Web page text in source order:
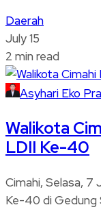
Daerah
July 15
2 min read
Asyhari Eko
Walikota
LDII Ke-40
Cimahi, Selasa, 7
Ke-40 di Gedung